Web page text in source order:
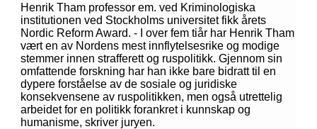
Henrik Tham professor em. ved Kriminologiska
institutionen ved Stockholms universitet fikk årets
Nordic Reform Award. - I over fem tiår har Henrik Tham
vært en av Nordens mest innflytelsesrike og modige
stemmer innen strafferett og ruspolitikk. Gjennom sin
omfattende forskning har han ikke bare bidratt til en
dypere forståelse av de sosiale og juridiske
konsekvensene av ruspolitikken, men også utrettelig
arbeidet for en politikk forankret i kunnskap og
humanisme, skriver juryen.